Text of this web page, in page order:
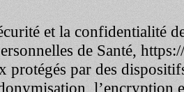
et la confidentialité
de Santé,
protégés par des
l’encryption